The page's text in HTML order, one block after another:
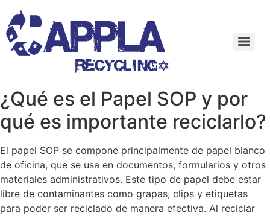
¿Qué es el Papel SOP y por
qué es importante reciclarlo?
El papel SOP se compone principalmente de papel blanco
de oficina, que se usa en documentos, formularios y otros
materiales administrativos. Este tipo de papel debe estar
libre de contaminantes como grapas, clips y etiquetas
para poder ser reciclado de manera efectiva. Al reciclar